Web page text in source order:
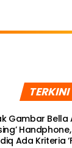
TERKINI
Gambar Bella
Ada Kriteria